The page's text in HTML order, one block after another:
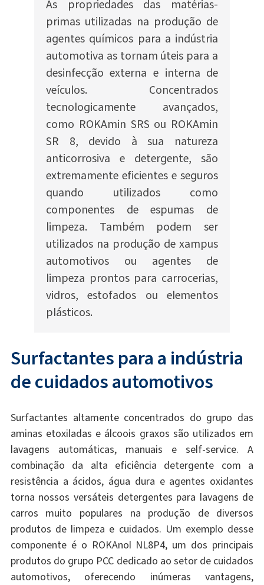
As propriedades das matérias-
primas utilizadas na produção de
agentes químicos para a indústria
automotiva as tornam úteis para a
desinfecção externa e interna de
veículos. Concentrados
tecnologicamente avançados,
como ROKAmin SRS ou ROKAmin
SR 8, devido à sua natureza
anticorrosiva e detergente, são
extremamente eficientes e seguros
quando utilizados como
componentes de espumas de
limpeza. Também podem ser
utilizados na produção de xampus
automotivos ou agentes de
limpeza prontos para carrocerias,
vidros, estofados ou elementos
plásticos.
Surfactantes para a indústria
de cuidados automotivos
Surfactantes altamente concentrados do grupo das
aminas etoxiladas e álcoois graxos são utilizados em
lavagens automáticas, manuais e self-service. A
combinação da alta eficiência detergente com a
resistência a ácidos, água dura e agentes oxidantes
torna nossos versáteis detergentes para lavagens de
carros muito populares na produção de diversos
produtos de limpeza e cuidados. Um exemplo desse
componente é o ROKAnol NL8P4, um dos principais
produtos do grupo PCC dedicado ao setor de cuidados
automotivos, oferecendo inúmeras vantagens,